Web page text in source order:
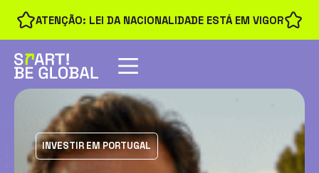
ATENÇÃO: LEI DA NACIONALIDADE ESTÁ EM VIGOR
INVESTIR EM PORTUGAL